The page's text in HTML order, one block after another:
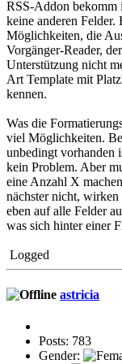
RSS-Addon bekomm
keine anderen Felder.
Möglichkeiten, die
Vorgänger-Reader,
Unterstützung nicht
Art Template mit
kennen.
Was die
viel Möglichkeiten.
unbedingt vorhanden
kein Problem. Aber
eine Anzahl X
nächster nicht,
eben auf alle Felder
was sich hinter einer
Logged
astricia
Posts: 783
Gender: